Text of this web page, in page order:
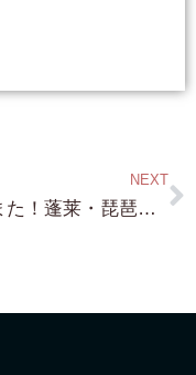
NEXT
またまた！蓬莱・琵琶湖一望できる高台！約200坪 しかも 市街化区域！ 建物勿論 建設可能！気になるお値段は・・・